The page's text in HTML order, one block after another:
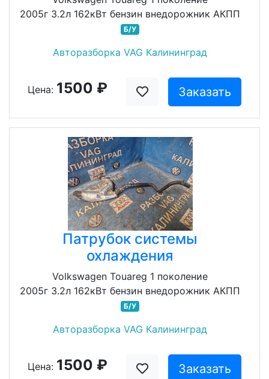
2005г 3.2л 162кВт бензин внедорожник АКПП
Б/У
Авторазборка VAG Калининград
Цена: 1500 ₽ Заказать
Патрубок системы
охлаждения
Volkswagen Touareg 1 поколение
2005г 3.2л 162кВт бензин внедорожник АКПП
Б/У
Авторазборка VAG Калининград
Цена: 1500 ₽ Заказать